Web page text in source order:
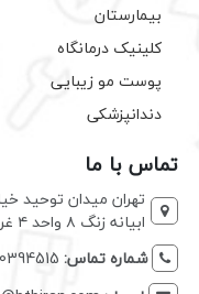
بیمارستان
کلینیک درمانگاه
پوست مو زیبایی
دندانپزشکی
تماس با ما
ابیانه زنگ ۸ واحد ۴ غربی
شماره تماس: - 09120394508